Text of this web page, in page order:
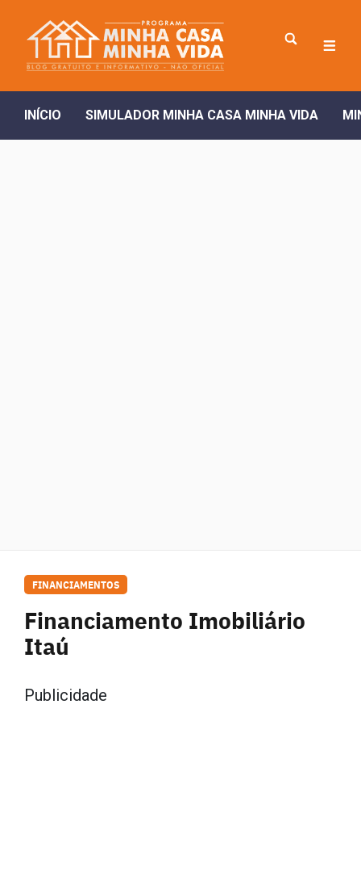
INÍCIO SIMULADOR MINHA CASA MINHA VIDA
FINANCIAMENTOS
Financiamento Imobiliário
Itaú
Publicidade